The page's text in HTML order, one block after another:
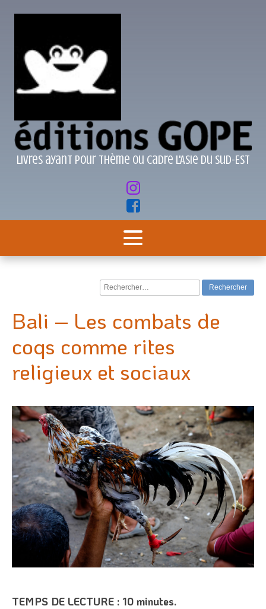
Livres ayant pour thème ou cadre l'Asie du Sud-Est
Rechercher :
Bali – Les combats de
coqs comme rites
religieux et sociaux
TEMPS DE LECTURE : 10 minutes.